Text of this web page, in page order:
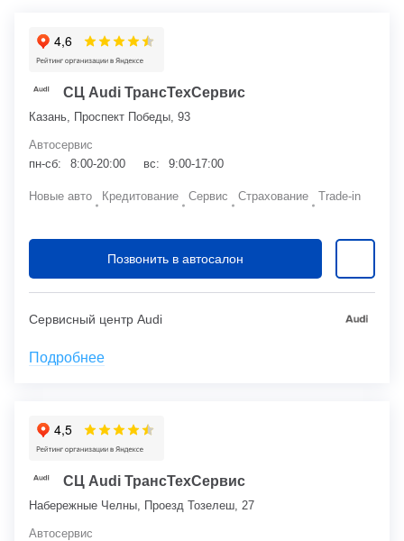
СЦ Audi ТрансТехСервис
Казань, Проспект Победы, 93
Автосервис
пн-сб:
8:00-20:00 вс: 9:00-17:00
Новые авто Кредитование Сервис Страхование Trade-in
Позвонить в автосалон
Сервисный центр Audi
Подробнее
СЦ Audi ТрансТехСервис
Набережные Челны, Проезд Тозелеш, 27
Автосервис